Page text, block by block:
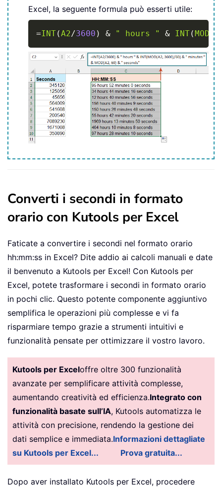
Excel, la seguente formula può esserti utile:
=INT(A2/3600 ) & " hours " & INT( MOD (
Copy
Converti i secondi in formato
orario con Kutools per Excel
Faticate a convertire i secondi nel formato orario
hh:mm:ss in Excel? Dite addio ai calcoli manuali e date
il benvenuto a Kutools per Excel! Con Kutools per
Excel, potete trasformare i secondi in formato orario
in pochi clic. Questo potente componente aggiuntivo
semplifica le operazioni più complesse e vi fa
risparmiare tempo grazie a strumenti intuitivi e
funzionalità pensate per ottimizzare il vostro lavoro.
Kutools per Exceloffre oltre 300 funzionalità
avanzate per semplificare attività complesse,
aumentando creatività ed efficienza.Integrato con
funzionalità basate sull’IA, Kutools automatizza le
attività con precisione, rendendo la gestione dei
dati semplice e immediata.Informazioni dettagliate
su Kutools per Excel...
Prova gratuita...
Dopo aver installato Kutools per Excel, procedere